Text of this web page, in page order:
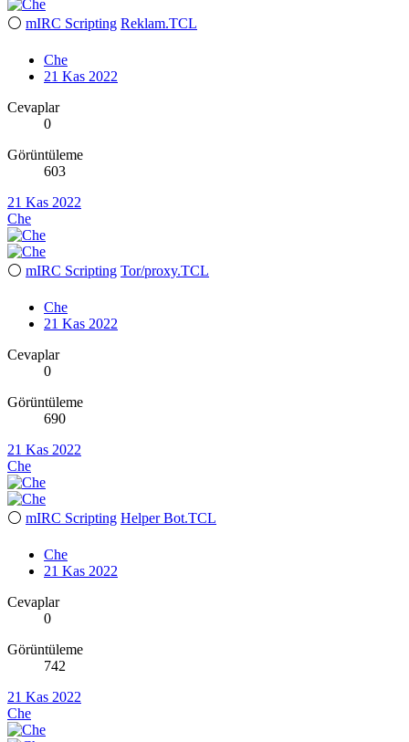
⚪ mIRC Scripting Reklam.TCL
Che
21 Kas 2022
Cevaplar
0
Görüntüleme
603
21 Kas 2022
Che
⚪ mIRC Scripting Tor/proxy.TCL
Che
21 Kas 2022
Cevaplar
0
Görüntüleme
690
21 Kas 2022
Che
⚪ mIRC Scripting Helper Bot.TCL
Che
21 Kas 2022
Cevaplar
0
Görüntüleme
742
21 Kas 2022
Che